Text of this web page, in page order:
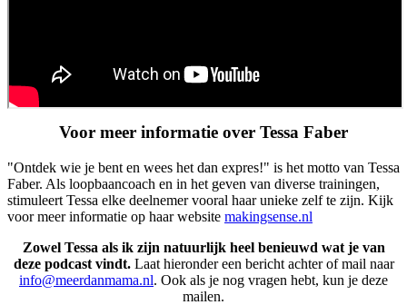
Voor meer informatie over Tessa Faber
"Ontdek wie je bent en wees het dan expres!" is het motto van Tessa
Faber. Als loopbaancoach en in het geven van diverse trainingen,
stimuleert Tessa elke deelnemer vooral haar unieke zelf te zijn. Kijk
voor meer informatie op haar website makingsense.nl
Zowel Tessa als ik zijn natuurlijk heel benieuwd wat je van
deze podcast vindt.Laat hieronder een bericht achter of mail naar
info@meerdanmama.nl. Ook als je nog vragen hebt, kun je deze
mailen.